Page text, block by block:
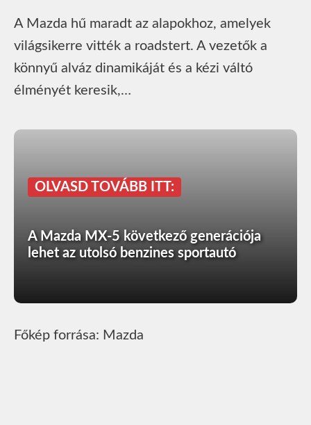
A Mazda hű maradt az alapokhoz, amelyek
világsikerre vitték a roadstert. A vezetők a
könnyű alváz dinamikáját és a kézi váltó
élményét keresik,…
OLVASD TOVÁBB ITT:
A Mazda MX-5 következő generációja
lehet az utolsó benzines sportautó
Főkép forrása: Mazda